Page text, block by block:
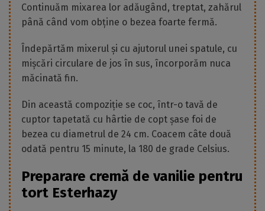
Continuăm mixarea lor adăugând, treptat, zahărul
până când vom obține o bezea foarte fermă.
Îndepărtăm mixerul și cu ajutorul unei spatule, cu
mișcări circulare de jos în sus, încorporăm nuca
măcinată fin.
Din această compoziție se coc, într-o tavă de
cuptor tapetată cu hârtie de copt șase foi de
bezea cu diametrul de 24 cm. Coacem câte două
odată pentru 15 minute, la 180 de grade Celsius.
Preparare cremă de vanilie pentru
tort Esterhazy